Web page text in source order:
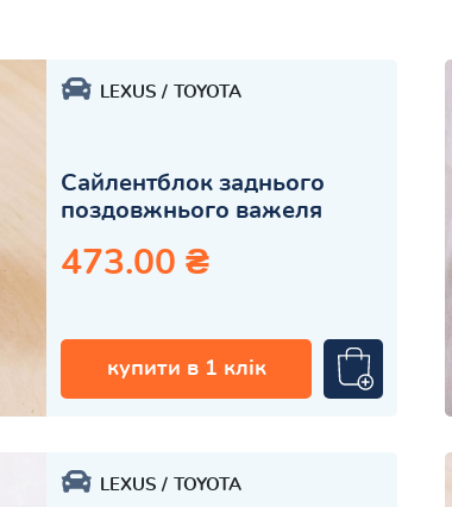
LEXUS TOYOTA
Сайлентблок заднього
поздовжнього важеля
473.00 ₴
купити в 1 клік
LEXUS TOYOTA